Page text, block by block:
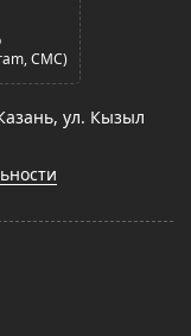
СМС)
ул. Кызыл